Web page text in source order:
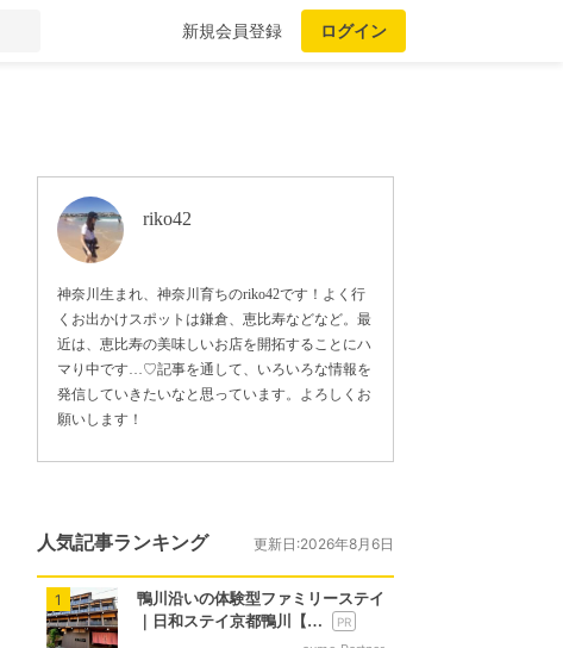
新規会員登録 ログイン
riko42
神奈川生まれ、神奈川育ちのriko42です！よく行
くお出かけスポットは鎌倉、恵比寿などなど。最
近は、恵比寿の美味しいお店を開拓することにハ
マり中です…♡記事を通して、いろいろな情報を
発信していきたいなと思っています。よろしくお
願いします！
人気記事ランキング 更新日:2026年8月6日
1
鴨川沿いの体験型ファミリーステイ
｜日和ステイ京都鴨川【…